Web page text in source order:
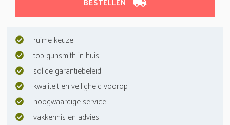
BESTELLEN
ruime keuze
top gunsmith in huis
solide garantiebeleid
kwaliteit en veiligheid voorop
hoogwaardige service
vakkennis en advies